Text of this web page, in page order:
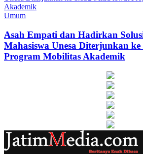
Umum
Asah Empati dan Hadirkan
Mahasiswa Unesa Diterjunkan
Program Mobilitas Akademik